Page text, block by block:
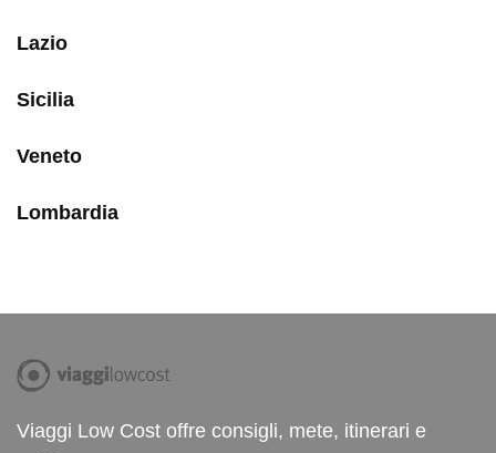
Lazio
Sicilia
Veneto
Lombardia
Viaggi Low Cost offre consigli, mete, itinerari e